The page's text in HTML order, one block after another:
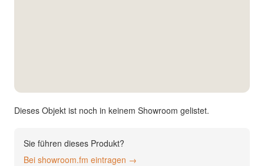
English
Deutsch
Dieses Objekt ist noch in keinem Showroom gelistet.
Sie führen dieses Produkt?
Bei showroom.fm eintragen →